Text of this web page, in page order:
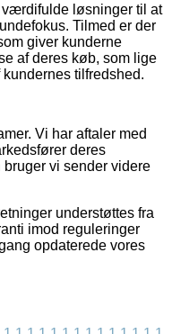
løsninger til at
Tilmed er der
giver kunderne
af deres køb, som lige
tilfredshed.
Vi har aftaler med
deres
vi sender videre
understøttes fra
imod reguleringer
opdaterede vores